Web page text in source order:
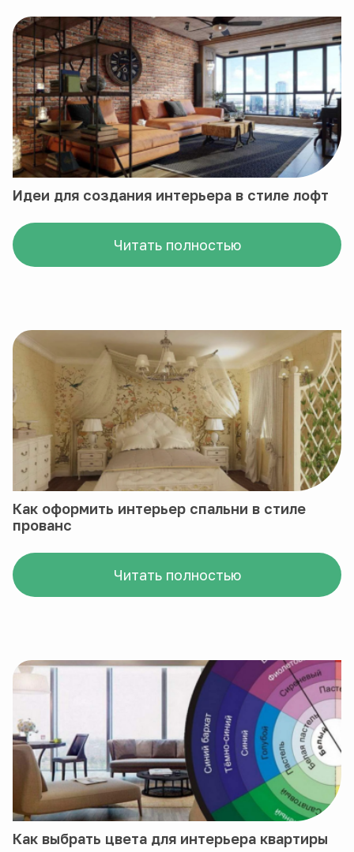
Идеи для создания интерьера в стиле лофт
Читать полностью
Как оформить интерьер спальни в стиле
прованс
Читать полностью
Как выбрать цвета для интерьера квартиры